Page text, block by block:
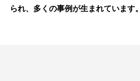
られ、多くの事例が生まれています。